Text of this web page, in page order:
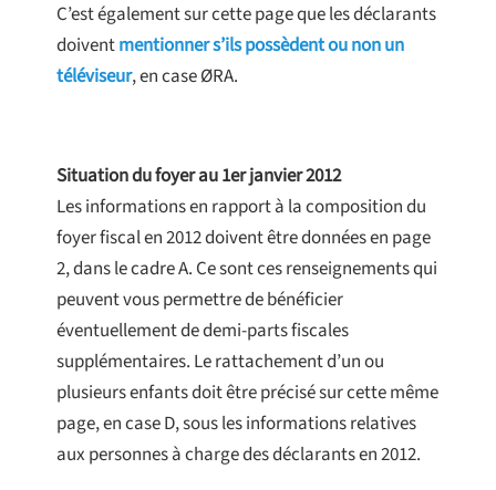
C’est également sur cette page que les déclarants
doiventmentionner s’ils possèdent ou non un
téléviseur, en case ØRA.
Situation du foyer au 1er janvier 2012
Les informations en rapport à la composition du
foyer fiscal en 2012 doivent être données en page
2, dans le cadre A. Ce sont ces renseignements qui
peuvent vous permettre de bénéficier
éventuellement de demi-parts fiscales
supplémentaires. Le rattachement d’un ou
plusieurs enfants doit être précisé sur cette même
page, en case D, sous les informations relatives
aux personnes à charge des déclarants en 2012.